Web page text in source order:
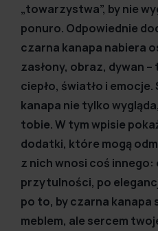
„towarzystwa”, by nie
ponuro. Odpowiednie
czarna kanapa nabiera
zasłony, obraz, dywan
ciepło, światło i
kanapa nie tylko
tobie. W tym wpisie
dodatki, które mogą
z nich wnosi coś innego:
przytulności, po
po to, by czarna kanapa
meblem, ale sercem